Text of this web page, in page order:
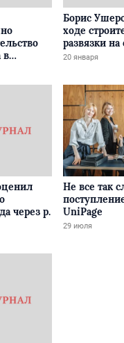
в
Борис
ходе
развязки
20 января
через р.
Не все так
UniPage
29 июля